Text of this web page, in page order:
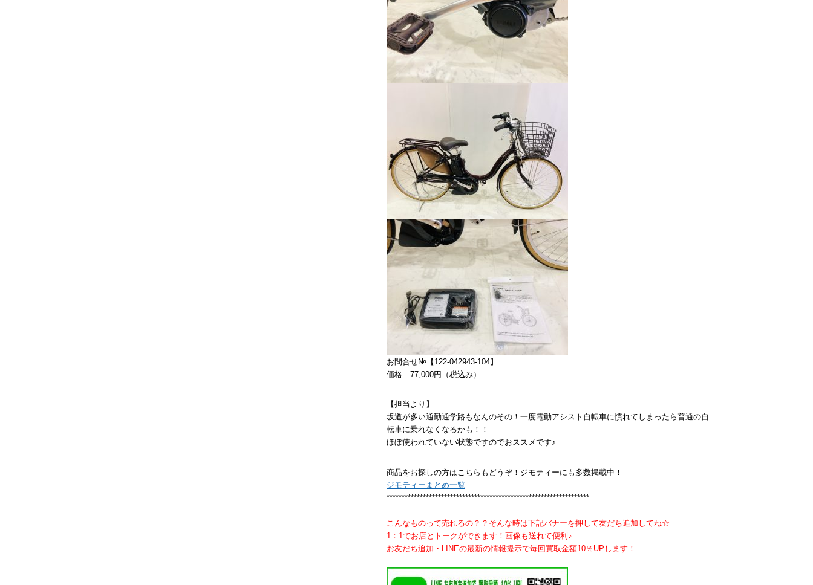
お問合せ№【122-042943-104】
価格 77,000円（税込み）
【担当より】
坂道が多い通勤通学路もなんのその！一度電動アシスト自転車に慣れてしまったら普通の自
転車に乗れなくなるかも！！
ほぼ使われていない状態ですのでおススメです♪
商品をお探しの方はこちらもどうぞ！ジモティーにも多数掲載中！
ジモティーまとめ一覧
*******************************************************************
こんなものって売れるの？？そんな時は下記バナーを押して友だち追加してね☆
1：1でお店とトークができます！画像も送れて便利♪
お友だち追加・LINEの最新の情報提示で毎回買取金額10％UPします！